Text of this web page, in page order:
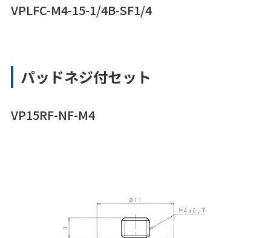
VPLFC-M4-15-1/4B-SF1/4
パッドネジ付セット
VP15RF-NF-M4